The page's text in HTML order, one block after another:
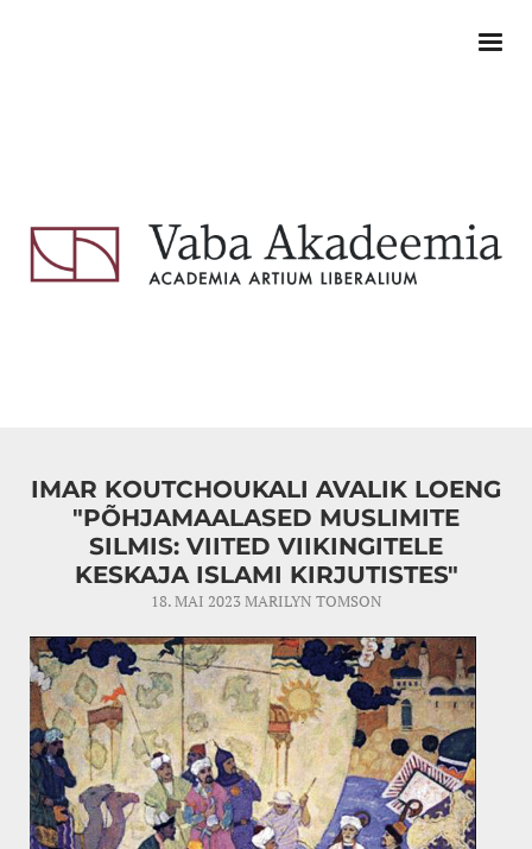
IMAR KOUTCHOUKALI AVALIK LOENG
"PÕHJAMAALASED MUSLIMITE
SILMIS: VIITED VIIKINGITELE
KESKAJA ISLAMI KIRJUTISTES"
18. MAI 2023MARILYN TOMSON